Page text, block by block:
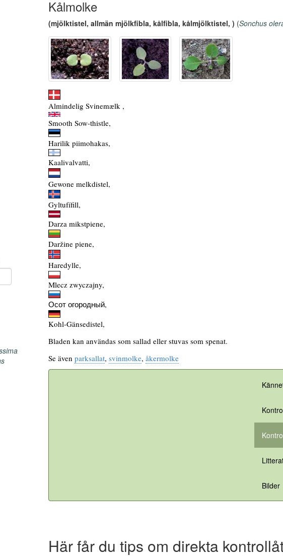
Kålmolke
(mjölktistel, allmän mjölkfibla, kålfibla, kålmjölktistel, ) (Sonchus
Almindelig Svinemælk ,
Smooth Sow-thistle,
Harilik piimohakas,
Kaalivalvatti,
Gewone melkdistel,
Gyltufífill,
Darza mikstpiene,
Daržine piene,
Haredylle,
Mlecz zwyczajny,
Осот огородный,
Kohl-Gänsedistel,
Bladen kan användas som sallad eller stuvas som spenat.
Se även parksallat, svinmolke, åkermolke
Bilder
Här får du tips om direkta